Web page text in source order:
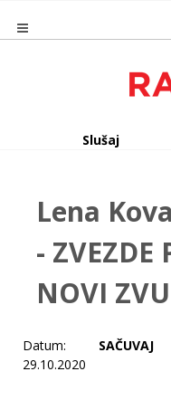
Slušaj
Lena
- ZVEZDE
NOVI
Datum:
29.10.2020
SAČUVAJ